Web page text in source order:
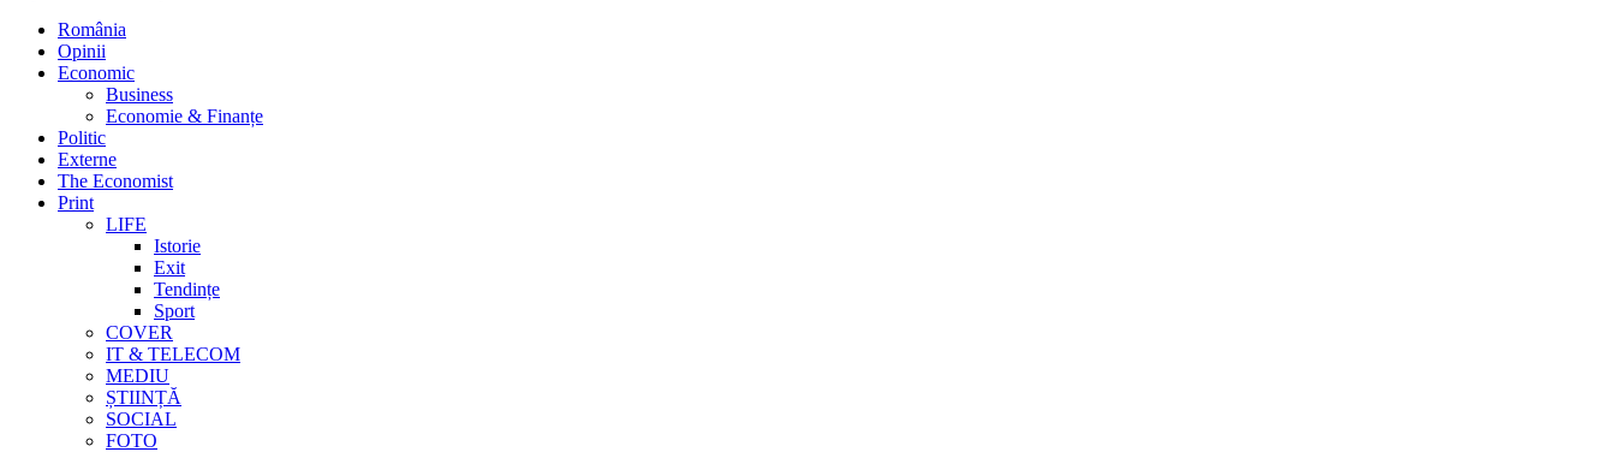
România
Opinii
Economic
Business
Economie & Finanțe
Politic
Externe
The Economist
Print
LIFE
Istorie
Exit
Tendințe
Sport
COVER
IT & TELECOM
MEDIU
ȘTIINȚĂ
SOCIAL
FOTO